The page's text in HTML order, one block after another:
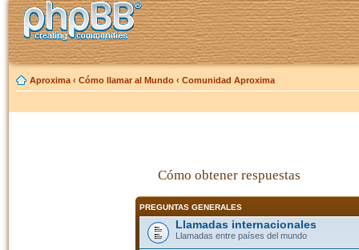
Aproxima ‹ Cómo llamar al Mundo ‹ Comunidad Aproxima
Cómo obtener respuestas
PREGUNTAS GENERALES
Llamadas internacionales
Llamadas entre países del mundo